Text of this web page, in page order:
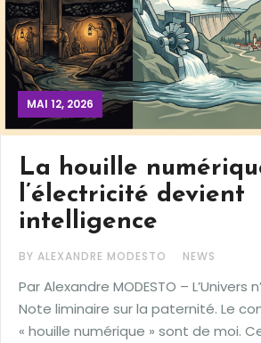
MAI 12, 2026
La houille
l’électricité devient
intelligence
BY ALEXANDRE MODESTO NEWS
Par Alexandre MODESTO – L’Univers
Note liminaire sur la paternité. Le
« houille numérique » sont de moi.